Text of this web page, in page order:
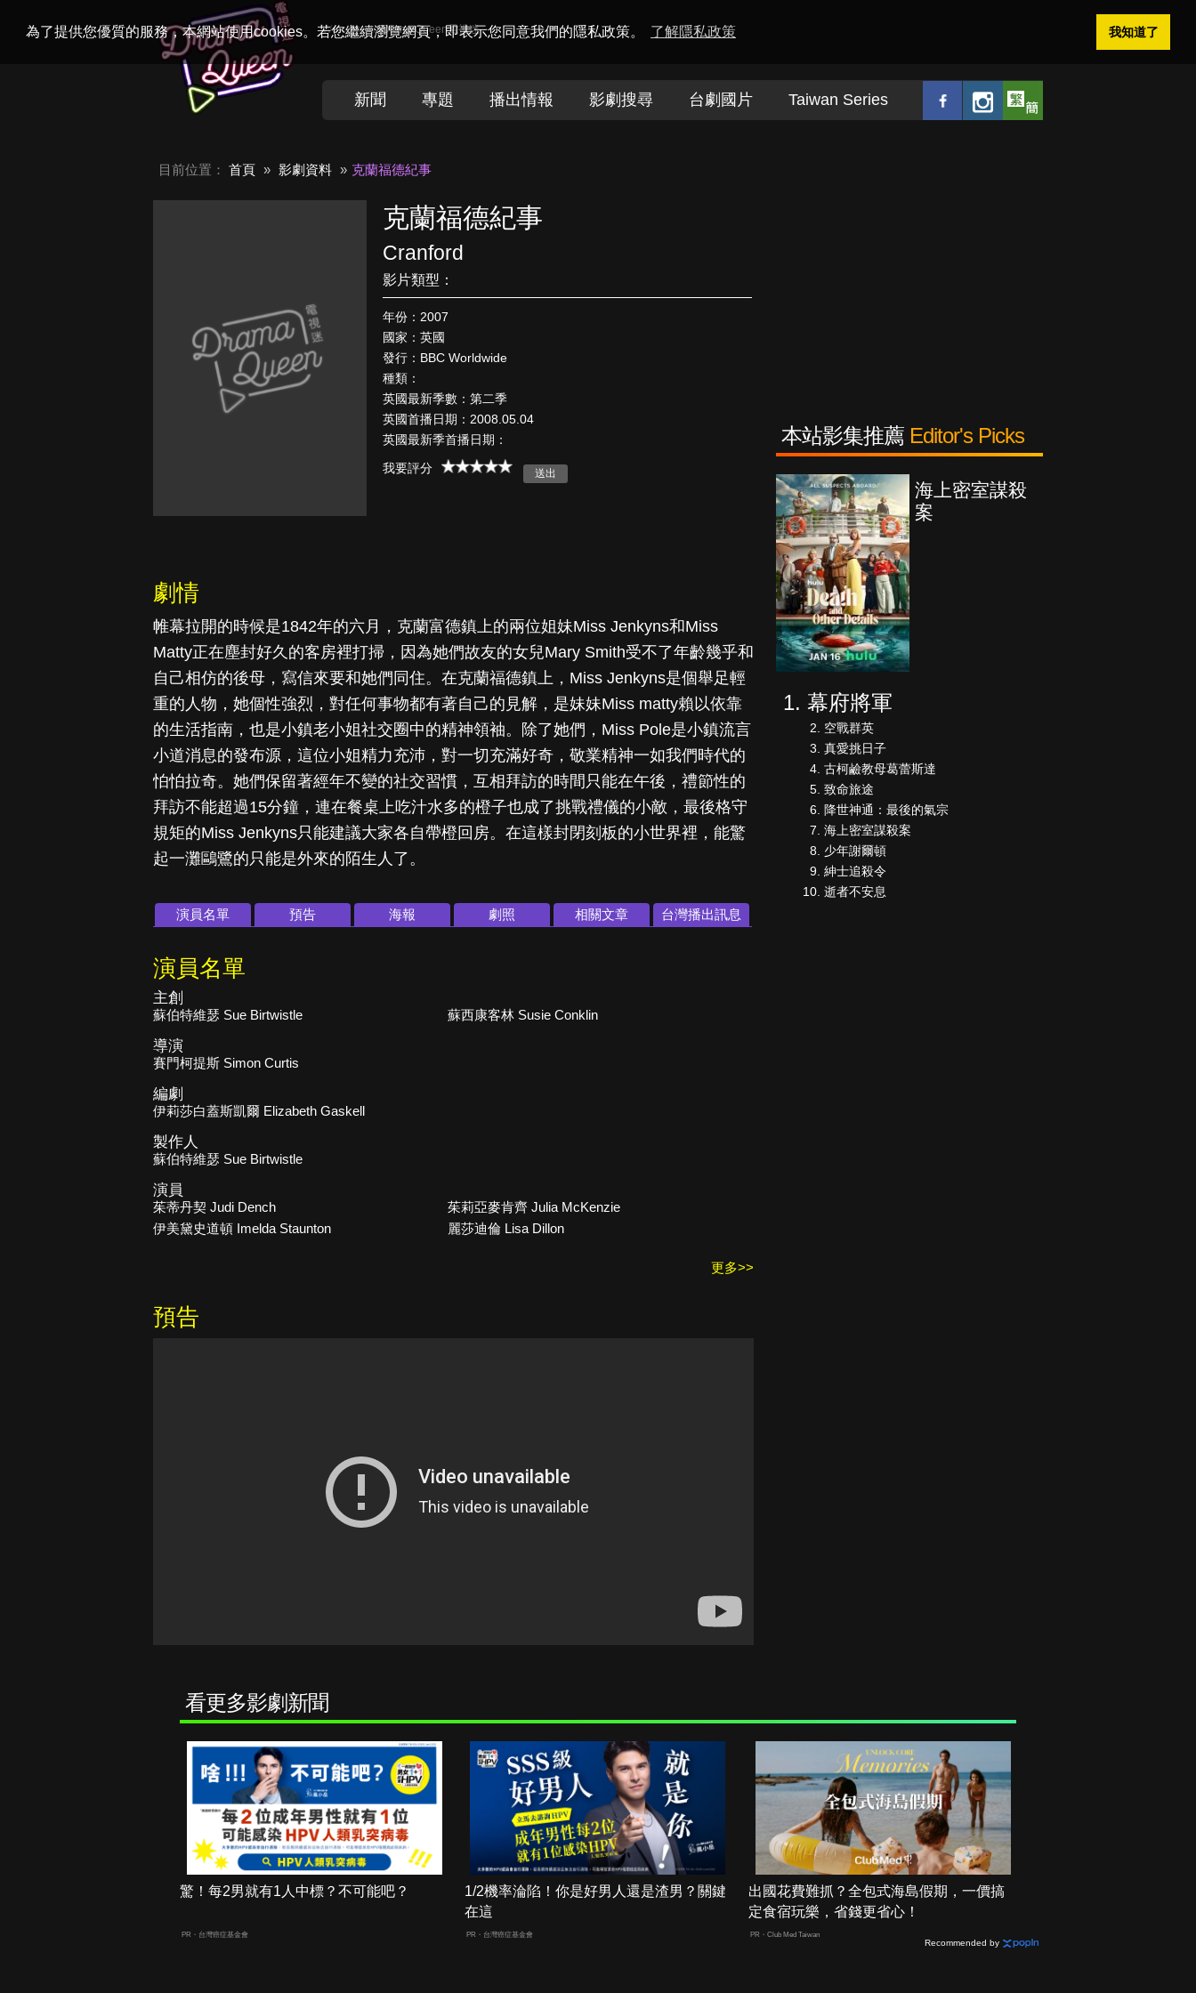
為了提供您優質的服務，本網站使用cookies。若您繼續瀏覽網頁，即表示您同意我們的隱私政策。 了解隱私政策 我知道了
Welcome toDramaQueen電視迷
新聞 專題 播出情報 影劇搜尋 台劇國片 Taiwan Series
目前位置： 首頁 影劇資料 克蘭福德紀事
克蘭福德紀事
Cranford
影片類型：
年份：2007
國家：英國
發行：BBC Worldwide
種類：
英國最新季數：第二季
英國首播日期：2008.05.04
英國最新季首播日期：
我要評分
劇情
帷幕拉開的時候是1842年的六月，克蘭富德鎮上的兩位姐妹Miss Jenkyns和Miss
Matty正在塵封好久的客房裡打掃，因為她們故友的女兒Mary Smith受不了年齡幾乎和
自己相仿的後母，寫信來要和她們同住。在克蘭福德鎮上，Miss Jenkyns是個舉足輕
重的人物，她個性強烈，對任何事物都有著自己的見解，是妹妹Miss matty賴以依靠
的生活指南，也是小鎮老小姐社交圈中的精神領袖。除了她們，Miss Pole是小鎮流言
小道消息的發布源，這位小姐精力充沛，對一切充滿好奇，敬業精神一如我們時代的
怕怕拉奇。她們保留著經年不變的社交習慣，互相拜訪的時間只能在午後，禮節性的
拜訪不能超過15分鐘，連在餐桌上吃汁水多的橙子也成了挑戰禮儀的小敵，最後格守
規矩的Miss Jenkyns只能建議大家各自帶橙回房。在這樣封閉刻板的小世界裡，能驚
起一灘鷗鷺的只能是外來的陌生人了。
演員名單 預告 海報 劇照 相關文章 台灣播出訊息
演員名單
主創
蘇伯特維瑟 Sue Birtwistle 蘇西康客林 Susie Conklin
導演
賽門柯提斯 Simon Curtis
編劇
伊莉莎白蓋斯凱爾 Elizabeth Gaskell
製作人
蘇伯特維瑟 Sue Birtwistle
演員
茱蒂丹契 Judi Dench
茱莉亞麥肯齊 Julia McKenzie
伊美黛史道頓 Imelda Staunton
麗莎迪倫 Lisa Dillon
更多>>
預告
本站影集推薦 Editor's Picks
蕾斯達
海上密室謀殺
案
幕府將軍
空戰群英
真愛挑日子
古柯鹼教母葛蕾斯達
致命旅途
降世神通：最後的氣宗
海上密室謀殺案
少年謝爾頓
紳士追殺令
逝者不安息
看更多影劇新聞
驚！每2男就有1人中標？不可能吧？
PR・台灣癌症基金會
1/2機率淪陷！你是好男人還是渣男？關鍵
在這
PR・台灣癌症基金會
出國花費難抓？全包式海島假期，一價搞
定食宿玩樂，省錢更省心！
PR・Club Med Taiwan
Recommended by